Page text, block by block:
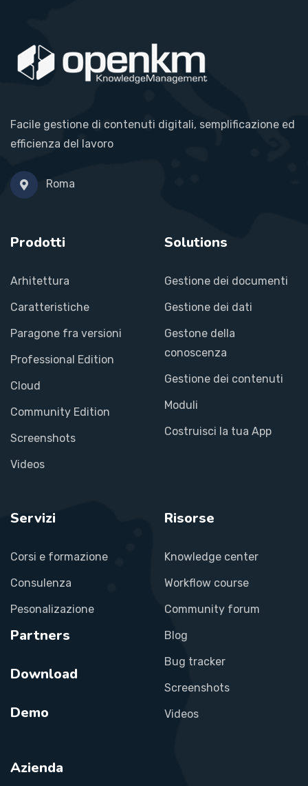
Facile gestione di contenuti digitali, semplificazione ed
efficienza del lavoro
Roma
Prodotti
Arhitettura
Caratteristiche
Paragone fra versioni
Professional Edition
Cloud
Community Edition
Screenshots
Videos
Solutions
Gestione dei documenti
Gestione dei dati
Gestone della
conoscenza
Gestione dei contenuti
Moduli
Costruisci la tua App
Servizi
Corsi e formazione
Consulenza
Pesonalizazione
Partners
Download
Demo
Risorse
Knowledge center
Workflow course
Community forum
Blog
Bug tracker
Screenshots
Videos
Azienda